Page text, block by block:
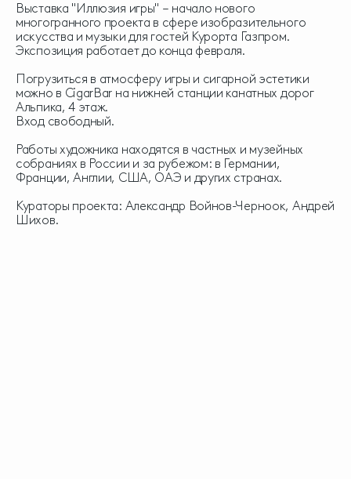
Выставка "Иллюзия игры" – начало нового
многогранного проекта в сфере изобразительного
искусства и музыки для гостей Курорта Газпром.
Экспозиция работает до конца февраля.
Погрузиться в атмосферу игры и сигарной эстетики
можно в CigarBar на нижней станции канатных дорог
Альпика, 4 этаж.
Вход свободный.
Работы художника находятся в частных и музейных
собраниях в России и за рубежом: в Германии,
Франции, Англии, США, ОАЭ и других странах.
Кураторы проекта: Александр Войнов-Черноок, Андрей
Шихов.